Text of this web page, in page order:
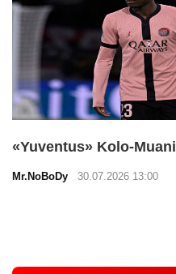
«Yuventus» Kolo-
Mr.NoBoDy 30.07.2026 13:00